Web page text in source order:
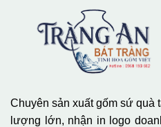
Chuyên sản xuất gốm sứ quà
lượng lớn, nhận in logo